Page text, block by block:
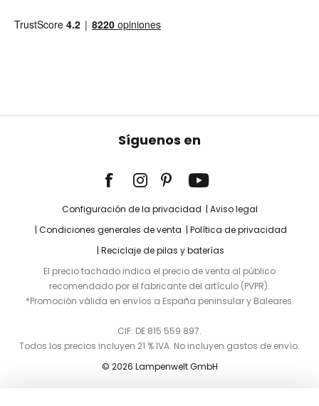
Síguenos en
Configuración de la privacidad
Aviso legal
Condiciones generales de venta
Política de privacidad
Reciclaje de pilas y baterías
El precio tachado indica el precio de venta al público
recomendado por el fabricante del artículo (PVPR).
*Promoción válida en envíos a España peninsular y Baleares.
CIF: DE 815 559 897.
Todos los precios incluyen 21 % IVA. No incluyen gastos de envío.
© 2026 Lampenwelt GmbH